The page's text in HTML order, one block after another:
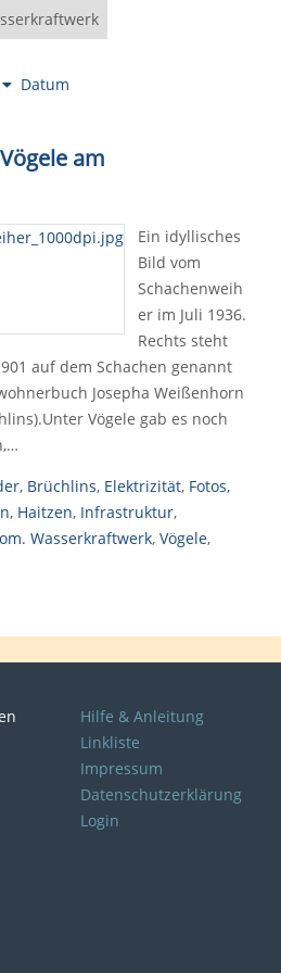
Datum
am
Ein idyllisches
Bild vom
Schachenweih
er im Juli 1936.
Rechts steht
auf dem Schachen genannt
Josepha Weißenhorn
Vögele gab es noch
, Brüchlins, Elektrizität, Fotos,
, Haitzen, Infrastruktur,
Wasserkraftwerk, Vögele,
Hilfe & Anleitung
Linkliste
Impressum
Datenschutzerklärung
Login